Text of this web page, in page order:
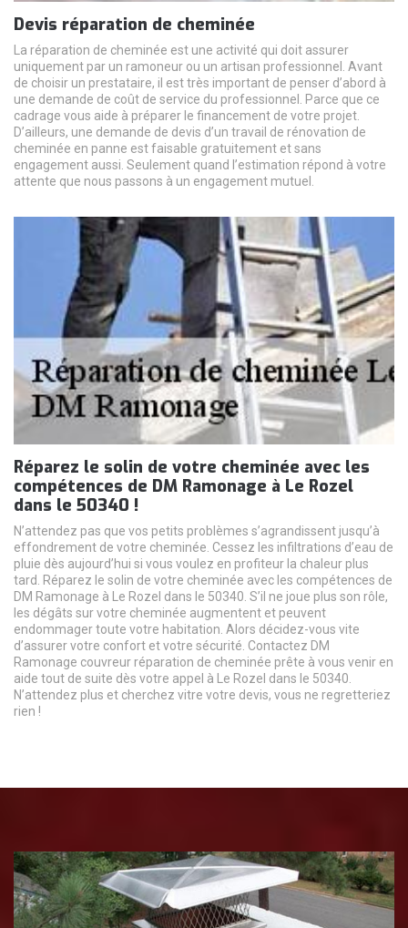
Devis réparation de cheminée
La réparation de cheminée est une activité qui doit assurer
uniquement par un ramoneur ou un artisan professionnel. Avant
de choisir un prestataire, il est très important de penser d’abord à
une demande de coût de service du professionnel. Parce que ce
cadrage vous aide à préparer le financement de votre projet.
D’ailleurs, une demande de devis d’un travail de rénovation de
cheminée en panne est faisable gratuitement et sans
engagement aussi. Seulement quand l’estimation répond à votre
attente que nous passons à un engagement mutuel.
Réparez le solin de votre cheminée avec les
compétences de DM Ramonage à Le Rozel
dans le 50340 !
N’attendez pas que vos petits problèmes s’agrandissent jusqu’à
effondrement de votre cheminée. Cessez les infiltrations d’eau de
pluie dès aujourd’hui si vous voulez en profiteur la chaleur plus
tard. Réparez le solin de votre cheminée avec les compétences de
DM Ramonage à Le Rozel dans le 50340. S’il ne joue plus son rôle,
les dégâts sur votre cheminée augmentent et peuvent
endommager toute votre habitation. Alors décidez-vous vite
d’assurer votre confort et votre sécurité. Contactez DM
Ramonage couvreur réparation de cheminée prête à vous venir en
aide tout de suite dès votre appel à Le Rozel dans le 50340.
N’attendez plus et cherchez vitre votre devis, vous ne regretteriez
rien !